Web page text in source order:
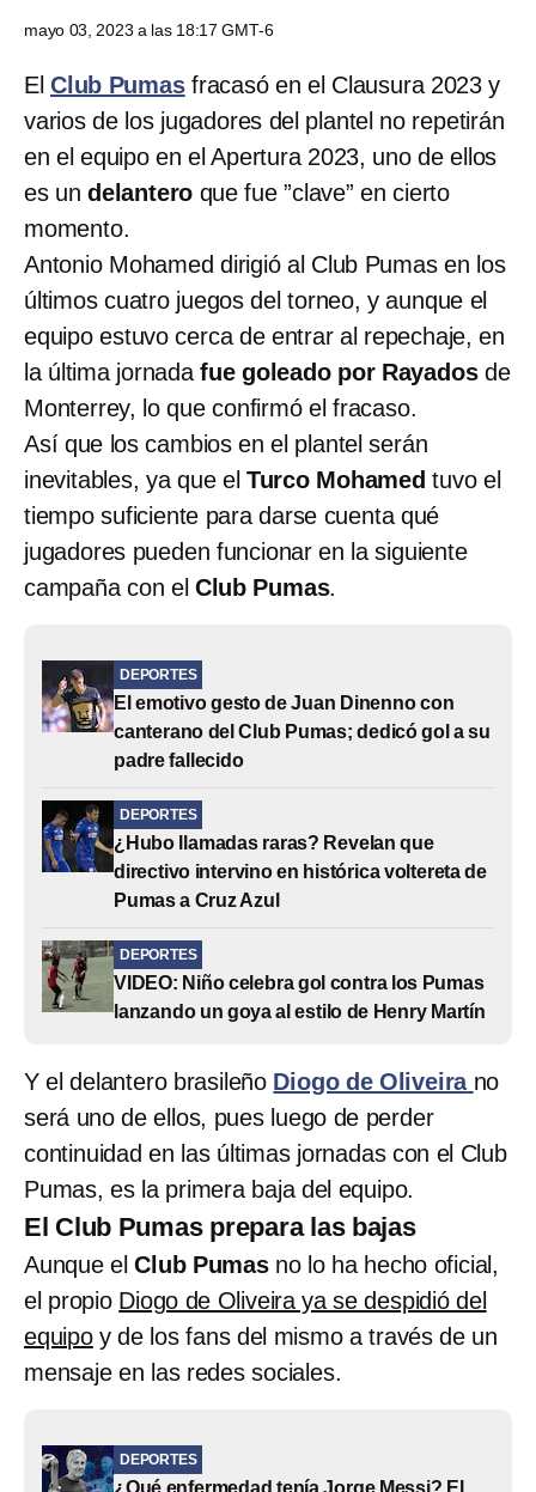
mayo 03, 2023 a las 18:17 GMT-6
El Club Pumas fracasó en el Clausura 2023 y
varios de los jugadores del plantel no repetirán
en el equipo en el Apertura 2023, uno de ellos
es un delantero que fue ”clave” en cierto
momento.
Antonio Mohamed dirigió al Club Pumas en los
últimos cuatro juegos del torneo, y aunque el
equipo estuvo cerca de entrar al repechaje, en
la última jornadafue goleado por Rayadosde
Monterrey, lo que confirmó el fracaso.
Así que los cambios en el plantel serán
inevitables, ya que el Turco Mohamed tuvo el
tiempo suficiente para darse cuenta qué
jugadores pueden funcionar en la siguiente
campaña con el Club Pumas.
DEPORTES
El emotivo gesto de Juan Dinenno con
canterano del Club Pumas; dedicó gol a su
padre fallecido
DEPORTES
¿Hubo llamadas raras? Revelan que
directivo intervino en histórica voltereta de
Pumas a Cruz Azul
DEPORTES
VIDEO: Niño celebra gol contra los Pumas
lanzando un goya al estilo de Henry Martín
Y el delantero brasileño Diogo de Oliveira no
será uno de ellos, pues luego de perder
continuidad en las últimas jornadas con el Club
Pumas, es la primera baja del equipo.
El Club Pumas prepara las bajas
Aunque elClub Pumasno lo ha hecho oficial,
el propio Diogo de Oliveira ya se despidió del
equipoy de los fans del mismo a través de un
mensaje en las redes sociales.
DEPORTES
¿Qué enfermedad tenía Jorge Messi? El